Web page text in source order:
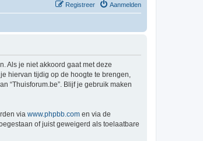
Aanmelden
Registreer
Als je niet akkoord gaat met deze
hiervan tijdig op de hoogte te brengen,
“Thuisforum.be”. Blijf je gebruik maken
via www.phpbb.com en via de
of juist geweigerd als toelaatbare